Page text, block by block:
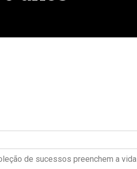
de sucessos preenchem a vida